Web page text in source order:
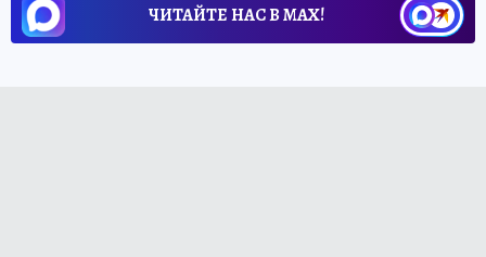
ЧИТАЙТЕ НАС В МАХ!